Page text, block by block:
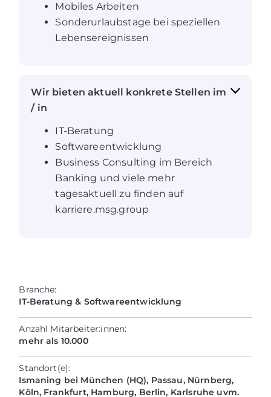
Branche:
IT-Beratung & Softwareentwicklung
Anzahl Mitarbeiter:innen:
mehr als 10.000
Standort(e):
Ismaning bei München (HQ), Passau, Nürnberg,
Köln, Frankfurt, Hamburg, Berlin, Karlsruhe uvm.
Mobiles Arbeiten
Sonderurlaubstage bei speziellen
Lebensereignissen
Wir bieten aktuell konkrete Stellen im
/ in
IT-Beratung
Softwareentwicklung
Business Consulting im Bereich
Banking und viele mehr
tagesaktuell zu finden auf
karriere.msg.group